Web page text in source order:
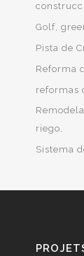
Golf
Pista de
Reforma
reformas
riego
Sistema